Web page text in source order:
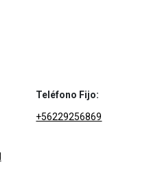
Teléfono Fijo:
+56229256869